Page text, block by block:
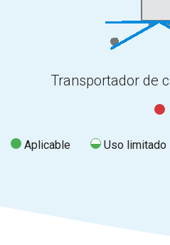
Transportador de
Aplicable Uso limitado